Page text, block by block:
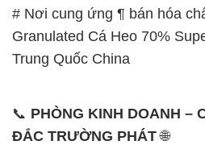
# Nơi cung ứng ¶ bán hóa
Granulated Cá Heo 70%
Trung Quốc China
📞 PHÒNG KINH DOANH –
ĐẮC TRƯỜNG PHÁT🌐